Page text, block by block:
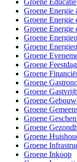
Groene
Groene Energie
Groene Energie
Groene
Groene
Groene
Groene
Groene
Groene
Groene
Groene
Groene
Groene
Groene
Groene
Groene
Groene Inkoop